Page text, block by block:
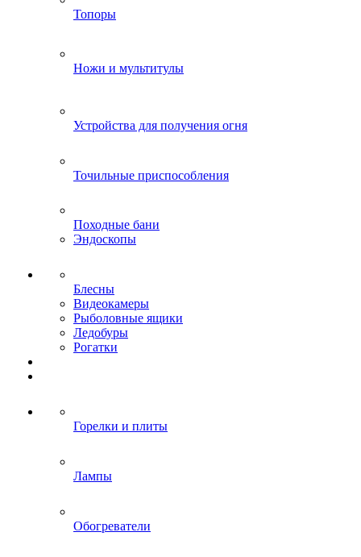
Топоры
Ножи и мультитулы
Устройства для получения огня
Точильные приспособления
Походные бани
Эндоскопы
Блесны
Видеокамеры
Рыболовные ящики
Ледобуры
Рогатки
Горелки и плиты
Лампы
Обогреватели